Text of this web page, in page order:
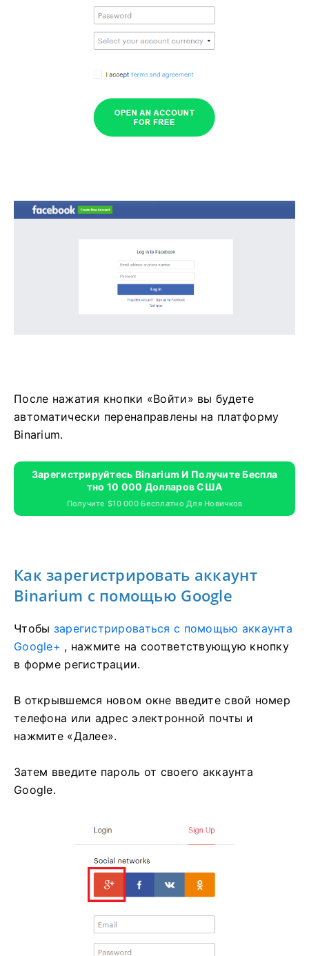
После нажатия кнопки «Войти» вы будете
автоматически перенаправлены на платформу
Binarium.
Зарегистрируйтесь Binarium И Получите Беспла
Тно 10 000 Долларов США
Получите $10 000 Бесплатно Для Новичков
Как зарегистрировать аккаунт
Binarium с помощью Google
Чтобы зарегистрироваться с помощью аккаунта
Google+ , нажмите на соответствующую кнопку
в форме регистрации.
В открывшемся новом окне введите свой номер
телефона или адрес электронной почты и
нажмите «Далее».
Затем введите пароль от своего аккаунта
Google.